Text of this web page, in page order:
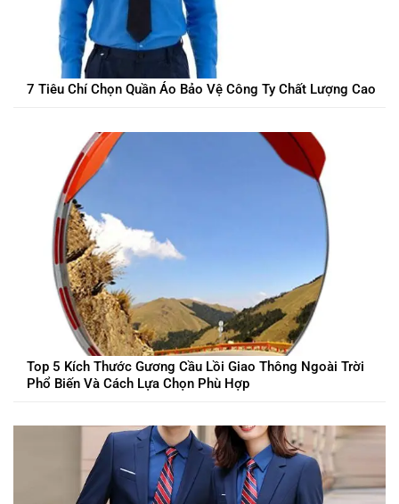
7 Tiêu Chí Chọn Quần Áo Bảo Vệ Công Ty Chất Lượng Cao
Top 5 Kích Thước Gương Cầu Lồi Giao Thông Ngoài Trời
Phổ Biến Và Cách Lựa Chọn Phù Hợp